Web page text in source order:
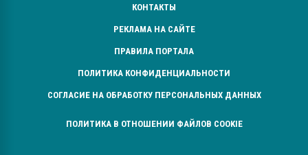
КОНТАКТЫ
РЕКЛАМА НА САЙТЕ
ПРАВИЛА ПОРТАЛА
ПОЛИТИКА КОНФИДЕНЦИАЛЬНОСТИ
СОГЛАСИЕ НА ОБРАБОТКУ ПЕРСОНАЛЬНЫХ ДАННЫХ
ПОЛИТИКА В ОТНОШЕНИИ ФАЙЛОВ COOKIE